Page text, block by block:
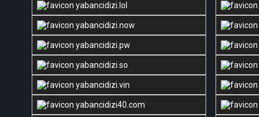
yabancidizi.lol
yabancidizi.now
yabancidizi.pw
yabancidizi.so
yabancidizi.vin
yabancidizi40.com